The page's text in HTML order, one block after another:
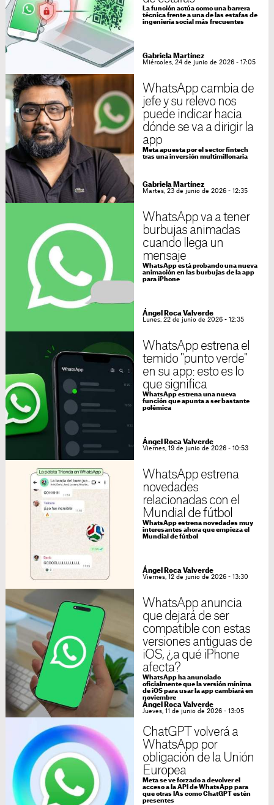
La función actúa como una barrera
técnica frente a una de las estafas de
ingeniería social más frecuentes
Gabriela Martínez
Miércoles, 24 de junio de 2026 - 17:05
WhatsApp cambia de
jefe y su relevo nos
puede indicar hacia
dónde se va a dirigir la
app
Meta apuesta por el sector fintech
tras una inversión multimillonaria
Gabriela Martínez
Martes, 23 de junio de 2026 - 12:35
WhatsApp va a tener
burbujas animadas
cuando llega un
mensaje
WhatsApp está probando una nueva
animación en las burbujas de la app
para iPhone
Ángel Roca Valverde
Lunes, 22 de junio de 2026 - 12:35
WhatsApp estrena el
temido "punto verde"
en su app: esto es lo
que significa
WhatsApp estrena una nueva
función que apunta a ser bastante
polémica
Ángel Roca Valverde
Viernes, 19 de junio de 2026 - 10:53
WhatsApp estrena
novedades
relacionadas con el
Mundial de fútbol
WhatsApp estrena novedades muy
interesantes ahora que empieza el
Mundial de fútbol
Ángel Roca Valverde
Viernes, 12 de junio de 2026 - 13:30
WhatsApp anuncia
que dejará de ser
compatible con estas
versiones antiguas de
iOS, ¿a qué iPhone
afecta?
WhatsApp ha anunciado
oficialmente que la versión mínima
de iOS para usar la app cambiará en
noviembre
Ángel Roca Valverde
Jueves, 11 de junio de 2026 - 13:05
ChatGPT volverá a
WhatsApp por
obligación de la Unión
Europea
Meta se ve forzado a devolver el
acceso a la API de WhatsApp para
que otras IAs como ChatGPT estén
presentes